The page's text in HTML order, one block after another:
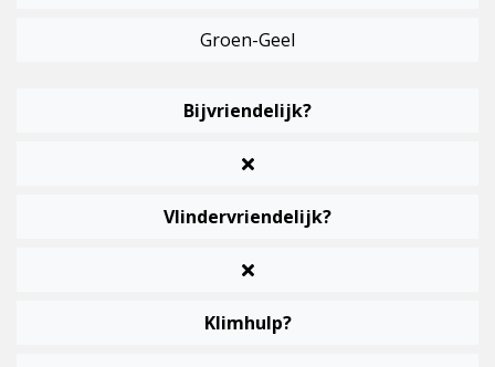
Groen-Geel
Bijvriendelijk?
Vlindervriendelijk?
Klimhulp?